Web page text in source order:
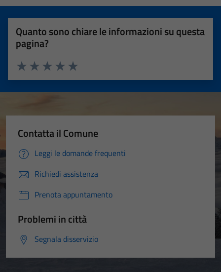
Quanto sono chiare le informazioni su questa
pagina?
Valuta 5 stelle su 5
Valuta 4 stelle su 5
Valuta 3 stelle su 5
Valuta 2 stelle su 5
Valuta 1 stelle su 5
Contatta il Comune
Leggi le domande frequenti
Richiedi assistenza
Prenota appuntamento
Problemi in città
Segnala disservizio